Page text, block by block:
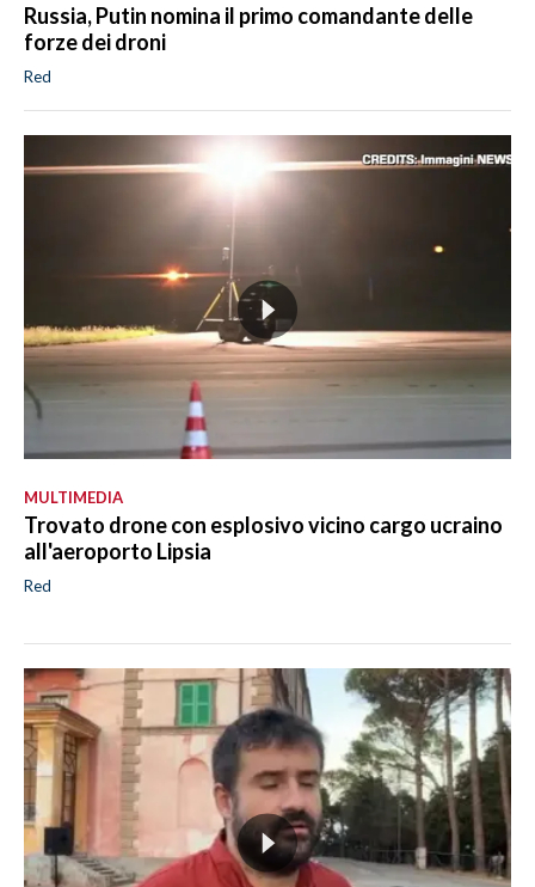
Russia, Putin nomina il primo comandante delle
forze dei droni
Red
MULTIMEDIA
Trovato drone con esplosivo vicino cargo ucraino
all'aeroporto Lipsia
Red